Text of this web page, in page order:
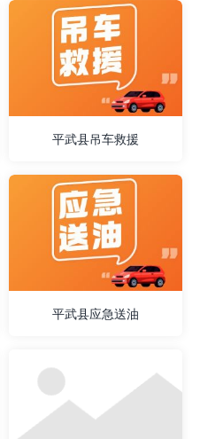
平武县吊车救援
平武县应急送油